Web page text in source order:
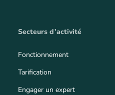
Secteurs d’activité
Fonctionnement
Tarification
Engager un expert